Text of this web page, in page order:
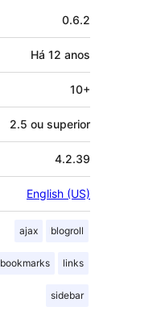
0.6.2
Há 12 anos
10+
2.5 ou superior
4.2.39
English (US)
ajax blogroll
bookmarks links
sidebar